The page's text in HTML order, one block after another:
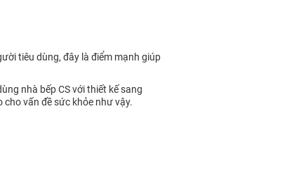
tiêu dùng, đây là điểm mạnh giúp
nhà bếp CS với thiết kế sang
vấn đề sức khỏe như vậy.